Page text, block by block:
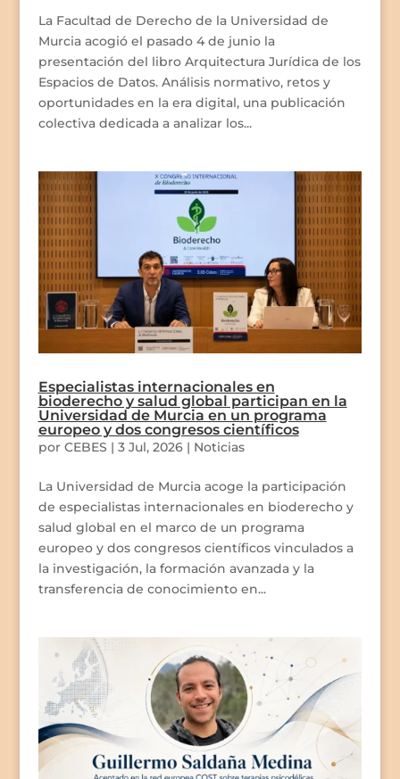
La Facultad de Derecho de la Universidad de
Murcia acogió el pasado 4 de junio la
presentación del libro Arquitectura Jurídica de los
Espacios de Datos. Análisis normativo, retos y
oportunidades en la era digital, una publicación
colectiva dedicada a analizar los...
Especialistas internacionales en
bioderecho y salud global participan en la
Universidad de Murcia en un programa
europeo y dos congresos científicos
por CEBES | 3 Jul, 2026| Noticias
La Universidad de Murcia acoge la participación
de especialistas internacionales en bioderecho y
salud global en el marco de un programa
europeo y dos congresos científicos vinculados a
la investigación, la formación avanzada y la
transferencia de conocimiento en...